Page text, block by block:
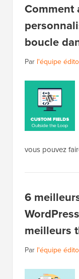
Comment
boucle
Par l'équipe
vous pouvez
6
meilleurs
Par l'équipe